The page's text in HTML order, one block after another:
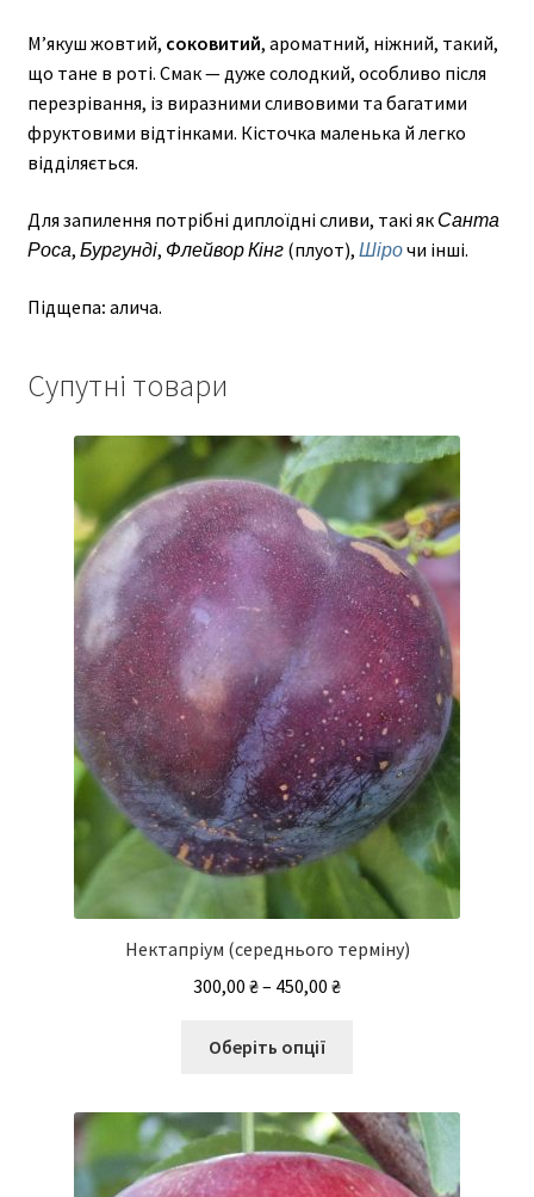
М’якуш жовтий, соковитий, ароматний, ніжний, такий,
що тане в роті. Смак — дуже солодкий, особливо після
перезрівання, із виразними сливовими та багатими
фруктовими відтінками. Кісточка маленька й легко
відділяється.
Для запилення потрібні диплоїдні сливи, такі як Санта
Роса, Бургунді, Флейвор Кінг(плуот), Шірочи інші.
Підщепа: алича.
Супутні товари
Нектапріум (середнього терміну)
300,00 ₴– 450,00 ₴Діапазон
450,00 ₴
Оберіть опції
кілька
варіантів.
Параметри